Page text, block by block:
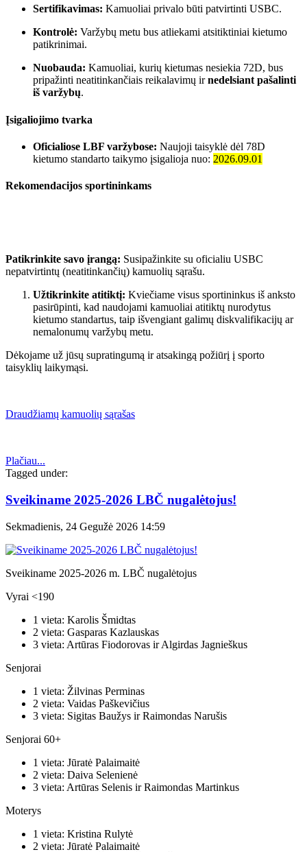
Sertifikavimas: Kamuoliai privalo būti patvirtinti USBC.
Kontrolė: Varžybų metu bus atliekami atsitiktiniai kietumo
patikrinimai.
Nuobauda: Kamuoliai, kurių kietumas nesiekia 72D, bus
pripažinti neatitinkančiais reikalavimų irnedelsiant pašalinti
iš varžybų.
Įsigaliojimo tvarka
Oficialiose LBF varžybose: Naujoji taisyklė dėl 78D
kietumo standarto taikymo įsigalioja nuo: 2026.09.01
Rekomendacijos sportininkams
Patikrinkite savo įrangą: Susipažinkite su oficialiu USBC
nepatvirtintų (neatitinkančių) kamuolių sąrašu.
Užtikrinkite atitiktį: Kviečiame visus sportininkus iš anksto
pasirūpinti, kad naudojami kamuoliai atitiktų nurodytus
kietumo standartus, taip išvengiant galimų diskvalifikacijų ar
nemalonumų varžybų metu.
Dėkojame už jūsų supratingumą ir atsakingą požiūrį į sporto
taisyklių laikymąsi.
Draudžiamų kamuolių sąrašas
Plačiau...
Tagged under:
Sveikiname 2025-2026 LBČ nugalėtojus!
Sekmadienis, 24 Gegužė 2026 14:59
Sveikiname 2025-2026 m. LBČ nugalėtojus
Vyrai <190
1 vieta: Karolis Šmidtas
2 vieta: Gasparas Kazlauskas
3 vieta: Artūras Fiodorovas ir Algirdas Jagnieškus
Senjorai
1 vieta: Žilvinas Perminas
2 vieta: Vaidas Paškevičius
3 vieta: Sigitas Baužys ir Raimondas Narušis
Senjorai 60+
1 vieta: Jūratė Palaimaitė
2 vieta: Daiva Selenienė
3 vieta: Artūras Selenis ir Raimondas Martinkus
Moterys
1 vieta: Kristina Rulytė
2 vieta: Jūratė Palaimaitė